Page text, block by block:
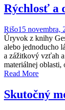
Rýchlosť a
Rišo15 novembra,
Úryvok z knihy
alebo jednoducho
a zážitkový vzťah
materiálnej
Read More
Skutočný